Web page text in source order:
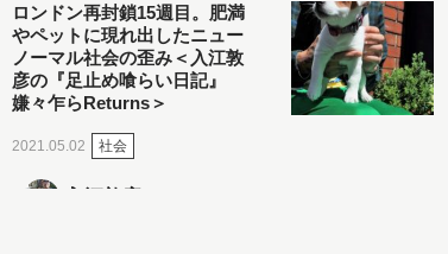
ロンドン再封鎖15週目。肥満
やペットに現れ出したニュー
ノーマル社会の歪み＜入江敦
彦の『足止め喰らい日記』
嫌々乍らReturns＞
2021.05.02 社会